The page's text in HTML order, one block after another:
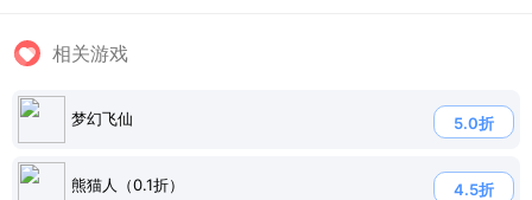
相关游戏
梦幻飞仙 5.0折
熊猫人（0.1折） 4.5折